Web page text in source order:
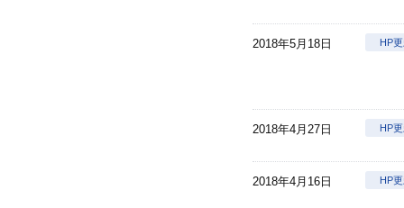
2018年5月18日 HP
2018年4月27日 HP
2018年4月16日 HP